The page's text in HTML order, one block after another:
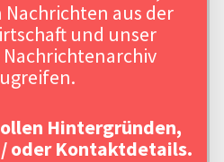
aus der
und unser
Hintergründen,
oder Kontaktdetails.